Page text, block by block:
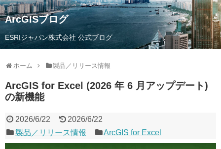
ArcGISブログ
ESRIジャパン株式会社 公式ブログ
ホーム 製品／リリース情報
ArcGIS for Excel (2026 年 6 月アップデート)
の新機能
2026/6/22
2026/6/22
製品／リリース情報
ArcGIS for Excel